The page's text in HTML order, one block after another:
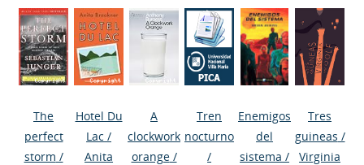
The
perfect
storm /
Hotel Du
Lac /
Anita
A
clockwork
orange/
Tren
nocturno
/
Enemigos
del
sistema /
Tres
guineas /
Virginia